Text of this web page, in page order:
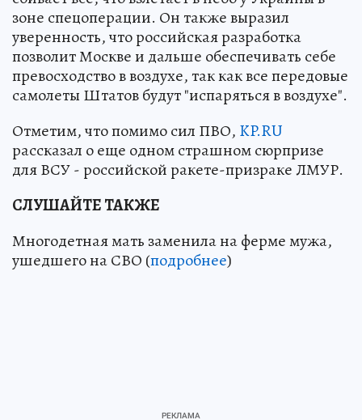
зоне спецоперации. Он также выразил
уверенность, что российская разработка
позволит Москве и дальше обеспечивать себе
превосходство в воздухе, так как все передовые
самолеты Штатов будут "испаряться в воздухе".
Отметим, что помимо сил ПВО, KP.RU
рассказал о еще одном страшном сюрпризе
для ВСУ - российской ракете-призраке ЛМУР.
СЛУШАЙТЕ ТАКЖЕ
Многодетная мать заменила на ферме мужа,
ушедшего на СВО (подробнее)